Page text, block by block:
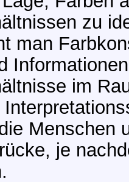
zu
man
im
Menschen
je